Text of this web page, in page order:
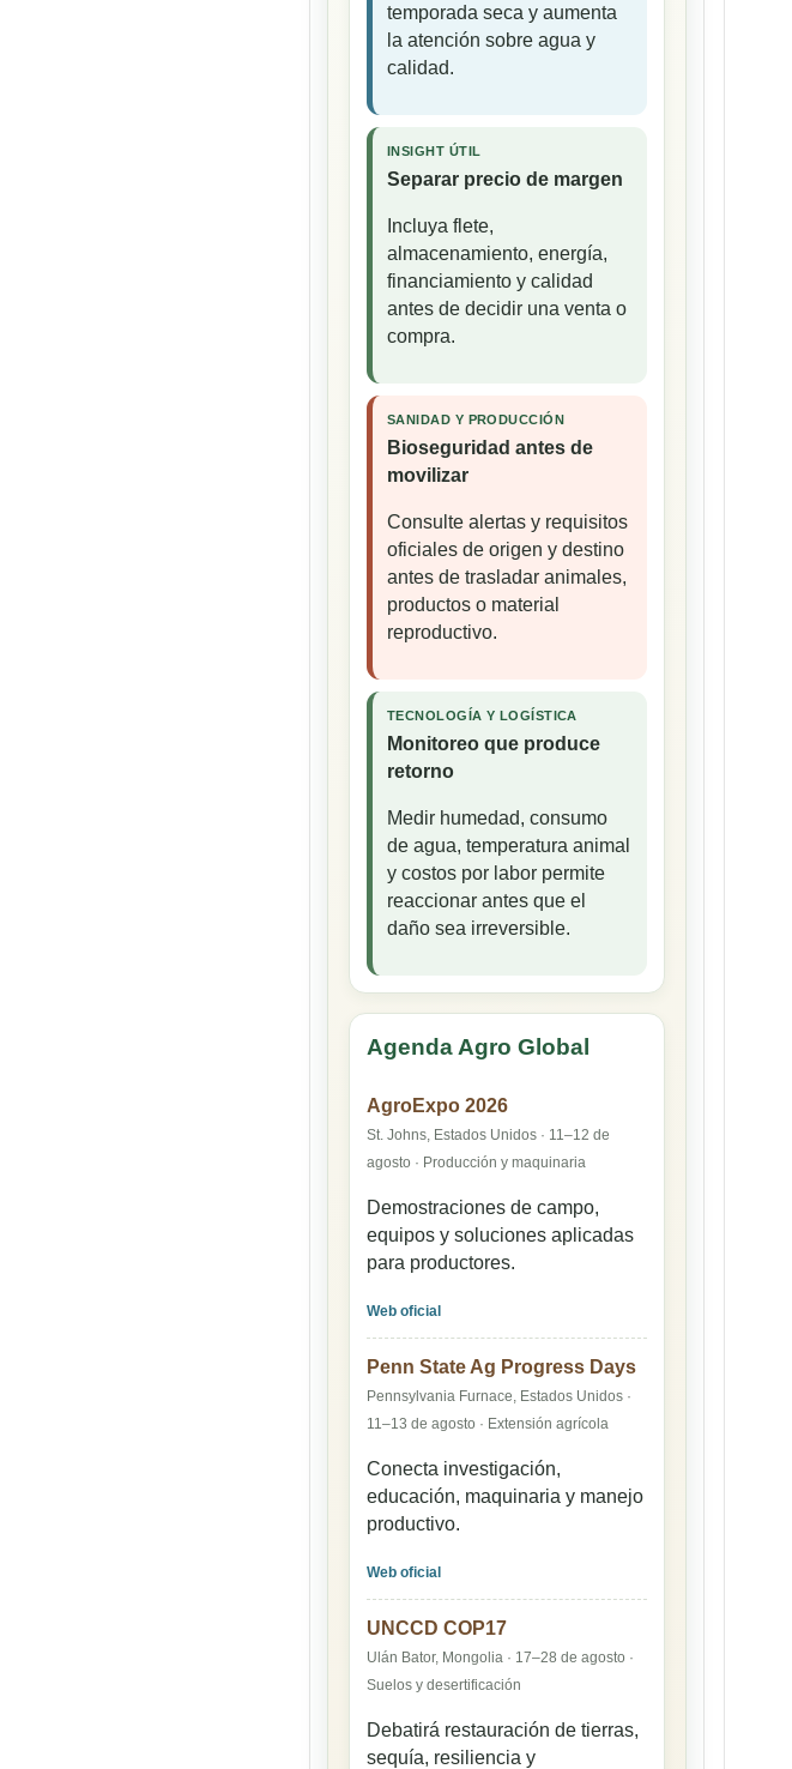
temporada seca y aumenta
la atención sobre agua y
calidad.
INSIGHT ÚTIL
Separar precio de margen
Incluya flete,
almacenamiento, energía,
financiamiento y calidad
antes de decidir una venta o
compra.
SANIDAD Y PRODUCCIÓN
Bioseguridad antes de
movilizar
Consulte alertas y requisitos
oficiales de origen y destino
antes de trasladar animales,
productos o material
reproductivo.
TECNOLOGÍA Y LOGÍSTICA
Monitoreo que produce
retorno
Medir humedad, consumo
de agua, temperatura animal
y costos por labor permite
reaccionar antes que el
daño sea irreversible.
Agenda Agro Global
AgroExpo 2026
St. Johns, Estados Unidos · 11–12 de
agosto · Producción y maquinaria
Demostraciones de campo,
equipos y soluciones aplicadas
para productores.
Web oficial
Penn State Ag Progress Days
Pennsylvania Furnace, Estados Unidos ·
11–13 de agosto · Extensión agrícola
Conecta investigación,
educación, maquinaria y manejo
productivo.
Web oficial
UNCCD COP17
Ulán Bator, Mongolia · 17–28 de agosto ·
Suelos y desertificación
Debatirá restauración de tierras,
sequía, resiliencia y